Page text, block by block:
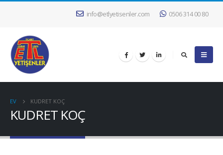
info@etlyetisenler.com 0506 314 00 80
EV KUDRET KOÇ
KUDRET KOÇ